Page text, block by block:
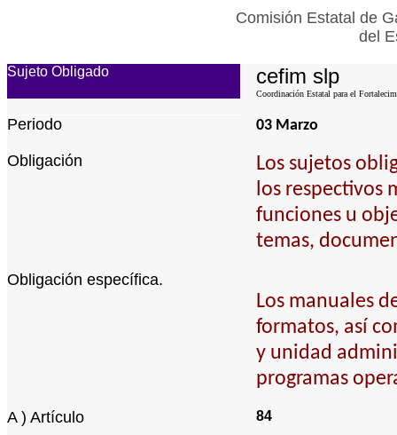
Comisión Estatal de
del
Sujeto Obligado cefim slp
Coordinación Estatal para el
Periodo 03 Marzo
Obligación
Los sujetos
los respectivos
funciones u
temas,
Obligación específica.
Los manuales
formatos, así
y unidad
programas
A ) Artículo 84